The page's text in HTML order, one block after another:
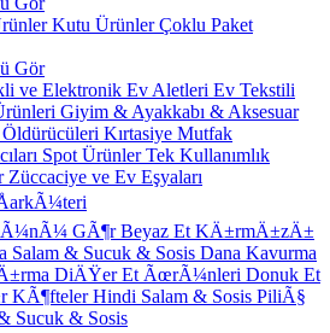
Kutu ÜrünlerÇoklu Paket
Gör
ve Elektronik Ev Aletleri Ev Tekstili
Giyim & Ayakkabı & Aksesuar
Öldürücüleri Kırtasiye Mutfak
Spot ÜrünlerTek Kullanımlık
Züccaciye ve Ev Eşyaları
GÃ¶rBeyaz Et KÄ±rmÄ±zÄ±
Salam & Sucuk & Sosis Dana Kavurma
DiÄŸer Et ÃœrÃ¼nleri Donuk Et
KÃ¶ftelerHindi Salam & Sosis PiliÃ§
Sucuk & Sosis